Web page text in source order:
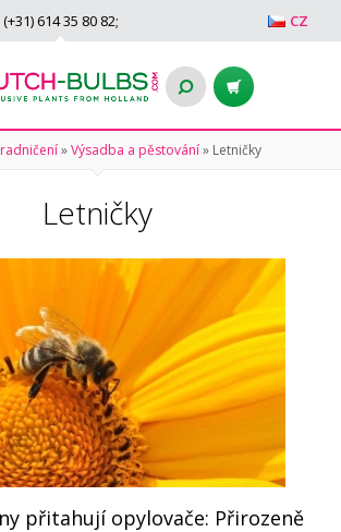
CZ
(+31) 614 35 80 82;
»Výsadba a pěstování» Letničky
Letničky
přitahují opylovače: Přirozeně